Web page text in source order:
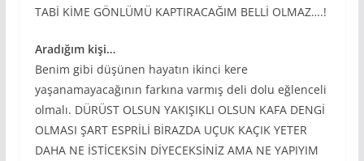
TABİ KİME GÖNLÜMÜ KAPTIRACAĞIM BELLİ OLMAZ….!
Aradığım kişi…
Benim gibi düşünen hayatın ikinci kere
yaşanamayacağının farkına varmış deli dolu eğlenceli
olmalı. DÜRÜST OLSUN YAKIŞIKLI OLSUN KAFA DENGİ
OLMASI ŞART ESPRİLİ BİRAZDA UÇUK KAÇIK YETER
DAHA NE İSTİCEKSİN DİYECEKSİNİZ AMA NE YAPIYIM